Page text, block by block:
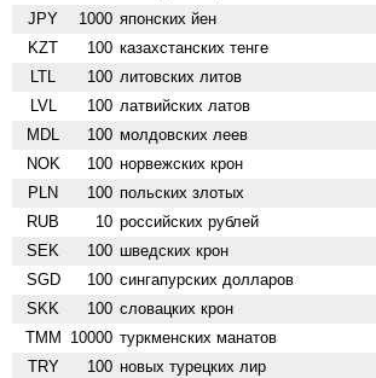
JPY 1000 японских йен
KZT 100 казахстанских тенге
LTL 100 литовских литов
LVL 100 латвийских латов
MDL 100 молдовских леев
NOK 100 норвежских крон
PLN 100 польских злотых
RUB 10 российских рублей
SEK 100 шведских крон
SGD 100 сингапурских долларов
SKK 100 словацких крон
TMM 10000 туркменских манатов
TRY 100 новых турецких лир